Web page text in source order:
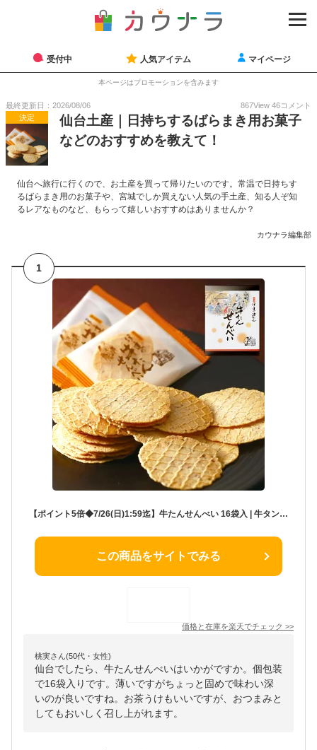
受付中 人気アイテム マイページ
本ページはプロモーションを含みます
最終更新日：2026/08/06 867View 46コメント
決定
仙台土産｜日持ちするばらまき用お菓子
などのおすすめを教えて！
仙台へ旅行に行くので、お土産を買って帰りたいのです。常温で日持ちす
るばらまき用のお菓子や、宮城でしか買えない人気の手土産、知る人ぞ知
るレアなものなど、もらって嬉しいおすすめはありませんか？
カウナラ編集部
1
【ポイント5倍◆7/26(日)1:59迄】牛たんせんべい 16袋入 | 牛タン 煎餅 お菓子 おやつ おつまみ 肉ギフト お肉 牛肉 誕生日プレゼント 贈り物 贈答用 お取り寄せグルメ お土産 食品 食べ物 内祝い お中元 御中元 夏ギフト 暑中見舞い 残暑見舞い 仙台 宮城 F-2
この商品をサイトでみる
価格と在庫を楽天でチェック >>
桃実さん(50代・女性)
仙台でしたら、牛たんせんべいはいかがですか。個包装
で16袋入りです。薄いですがちょっと固めで味わい深
いのが良いですね。お茶うけもいいですが、おつまみと
してもおいしく召し上がれます。